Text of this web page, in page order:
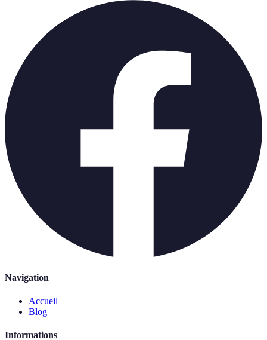
Navigation
Accueil
Blog
Informations